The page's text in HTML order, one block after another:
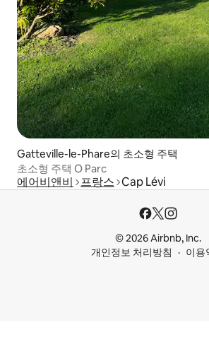
Gatteville-le-Phare의 초소형 주택
초소형 주택 O Parc
에어비앤비 프랑스 Cap Lévi
© 2026 Airbnb, Inc.
개인정보 처리방침
이용